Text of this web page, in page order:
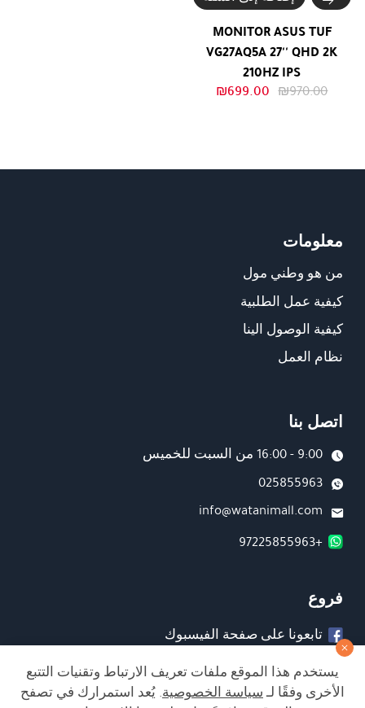
MONITOR ASUS TUF
VG27AQ5A 27'' QHD 2K
210HZ IPS
₪970.00
السعر ₪699.00
معلومات
من هو وطني مول
كيفية عمل الطلبية
كيفية الوصول الينا
نظام العمل
اتصل بنا
9:00 - 16:00 من السبت للخميس
025855963
info@watanimall.com
+97225855963
فروع
تابعونا على صفحة الفيسبوك
يستخدم هذا الموقع ملفات تعريف الارتباط وتقنيات التتبع
الأخرى وفقًا لـسياسة الخصوصية. يُعد استمرارك في تصفح